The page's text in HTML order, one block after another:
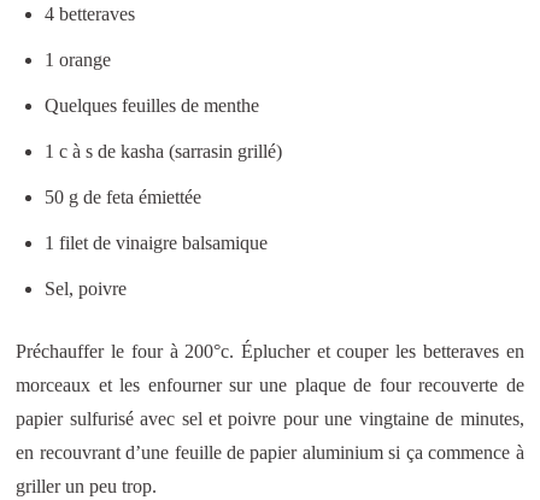
4 betteraves
1 orange
Quelques feuilles de menthe
1 c à s de kasha (sarrasin grillé)
50 g de feta émiettée
1 filet de vinaigre balsamique
Sel, poivre
Préchauffer le four à 200°c. Éplucher et couper les betteraves en
morceaux et les enfourner sur une plaque de four recouverte de
papier sulfurisé avec sel et poivre pour une vingtaine de minutes,
en recouvrant d’une feuille de papier aluminium si ça commence à
griller un peu trop.